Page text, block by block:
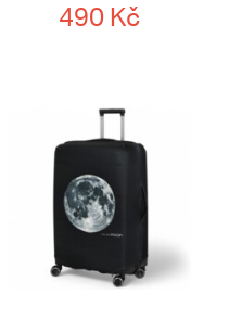
490 Kč